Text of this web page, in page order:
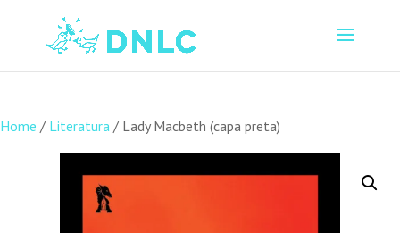
Home / Literatura / Lady Macbeth (capa preta)